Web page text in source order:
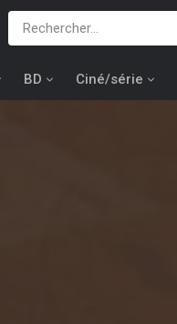
BD Ciné/série